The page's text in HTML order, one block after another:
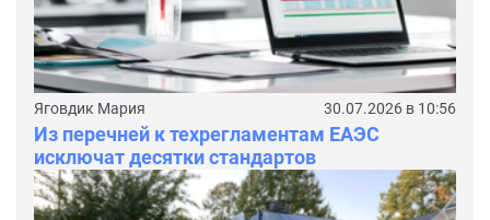
Яговдик Мария 30.07.2026 в 10:56
Из перечней к техрегламентам ЕАЭС
исключат десятки стандартов